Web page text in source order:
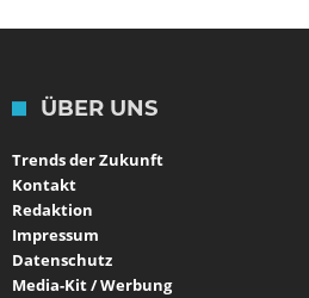
ÜBER UNS
Trends der Zukunft
Kontakt
Redaktion
Impressum
Datenschutz
Media-Kit / Werbung